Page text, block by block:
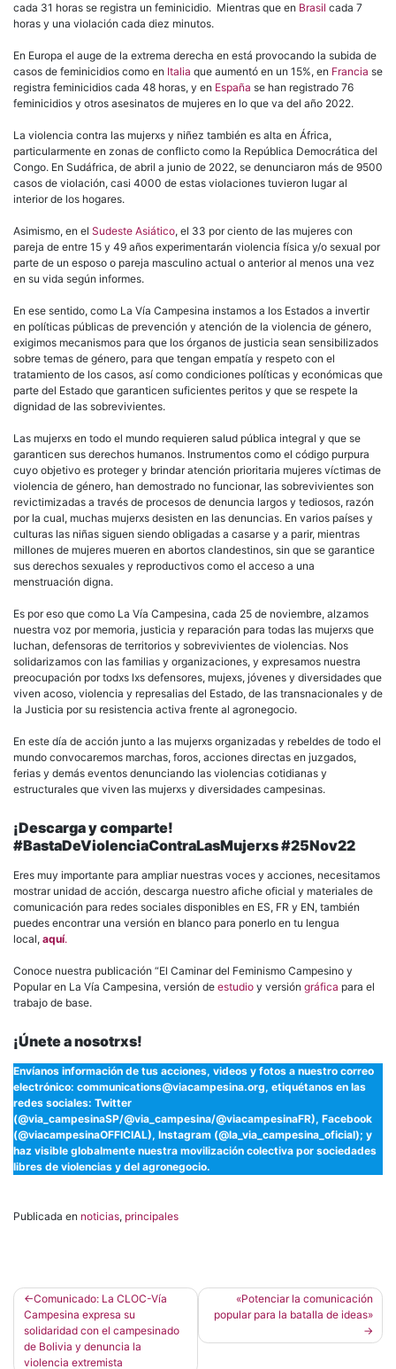
cada 31 horas se registra un feminicidio. Mientras que en Brasil cada 7
horas y una violación cada diez minutos.
En Europa el auge de la extrema derecha en está provocando la subida de
casos de feminicidios como en Italia que aumentó en un 15%, en Francia se
registra feminicidios cada 48 horas, y en España se han registrado 76
feminicidios y otros asesinatos de mujeres en lo que va del año 2022.
La violencia contra las mujerxs y niñez también es alta en África,
particularmente en zonas de conflicto como la República Democrática del
Congo. En Sudáfrica, de abril a junio de 2022, se denunciaron más de 9500
casos de violación, casi 4000 de estas violaciones tuvieron lugar al
interior de los hogares.
Asimismo, en el Sudeste Asiático, el 33 por ciento de las mujeres con
pareja de entre 15 y 49 años experimentarán violencia física y/o sexual por
parte de un esposo o pareja masculino actual o anterior al menos una vez
en su vida según informes.
En ese sentido, como La Vía Campesina instamos a los Estados a invertir
en políticas públicas de prevención y atención de la violencia de género,
exigimos mecanismos para que los órganos de justicia sean sensibilizados
sobre temas de género, para que tengan empatía y respeto con el
tratamiento de los casos, así como condiciones políticas y económicas que
parte del Estado que garanticen suficientes peritos y que se respete la
dignidad de las sobrevivientes.
Las mujerxs en todo el mundo requieren salud pública integral y que se
garanticen sus derechos humanos. Instrumentos como el código purpura
cuyo objetivo es proteger y brindar atención prioritaria mujeres víctimas de
violencia de género, han demostrado no funcionar, las sobrevivientes son
revictimizadas a través de procesos de denuncia largos y tediosos, razón
por la cual, muchas mujerxs desisten en las denuncias. En varios países y
culturas las niñas siguen siendo obligadas a casarse y a parir, mientras
millones de mujeres mueren en abortos clandestinos, sin que se garantice
sus derechos sexuales y reproductivos como el acceso a una
menstruación digna.
Es por eso que como La Vía Campesina, cada 25 de noviembre, alzamos
nuestra voz por memoria, justicia y reparación para todas las mujerxs que
luchan, defensoras de territorios y sobrevivientes de violencias. Nos
solidarizamos con las familias y organizaciones, y expresamos nuestra
preocupación por todxs lxs defensores, mujexs, jóvenes y diversidades que
viven acoso, violencia y represalias del Estado, de las transnacionales y de
la Justicia por su resistencia activa frente al agronegocio.
En este día de acción junto a las mujerxs organizadas y rebeldes de todo el
mundo convocaremos marchas, foros, acciones directas en juzgados,
ferias y demás eventos denunciando las violencias cotidianas y
estructurales que viven las mujerxs y diversidades campesinas.
¡Descarga y comparte!
#BastaDeViolenciaContraLasMujerxs #25Nov22
Eres muy importante para ampliar nuestras voces y acciones, necesitamos
mostrar unidad de acción, descarga nuestro afiche oficial y materiales de
comunicación para redes sociales disponibles en ES, FR y EN, también
puedes encontrar una versión en blanco para ponerlo en tu lengua
local, aquí.
Conoce nuestra publicación “El Caminar del Feminismo Campesino y
Popular en La Vía Campesina, versión de estudio y versión gráfica para el
trabajo de base.
¡Únete a nosotrxs!
Envíanos información de tus acciones, videos y fotos a nuestro correo
electrónico: communications@viacampesina.org, etiquétanos en las
redes sociales: Twitter
(@via_campesinaSP/@via_campesina/@viacampesinaFR), Facebook
(@viacampesinaOFFICIAL), Instagram (@la_via_campesina_oficial); y
haz visible globalmente nuestra movilización colectiva por sociedades
libres de violencias y del agronegocio.
Publicada en noticias, principales
Navegación
de
entradas
Comunicado: La CLOC-Vía
Campesina expresa su
solidaridad con el campesinado
de Bolivia y denuncia la
violencia extremista
«Potenciar la comunicación
popular para la batalla de ideas»